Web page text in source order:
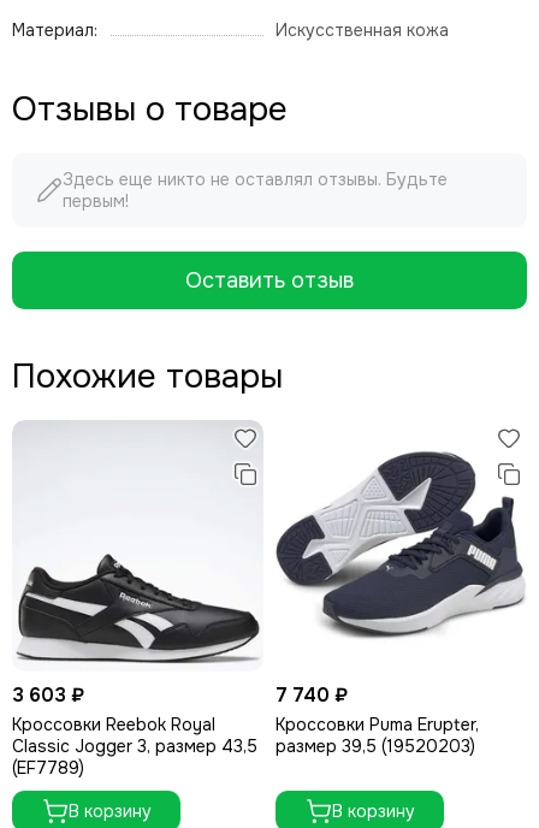
Материал:
Искусственная кожа
Отзывы о товаре
Здесь еще никто не оставлял отзывы. Будьте
первым!
Оставить отзыв
Похожие товары
3 603 ₽
Кроссовки Reebok Royal
Classic Jogger 3, размер 43,5
(EF7789)
В корзину
7 740 ₽
Кроссовки Puma Erupter,
размер 39,5 (19520203)
В корзину